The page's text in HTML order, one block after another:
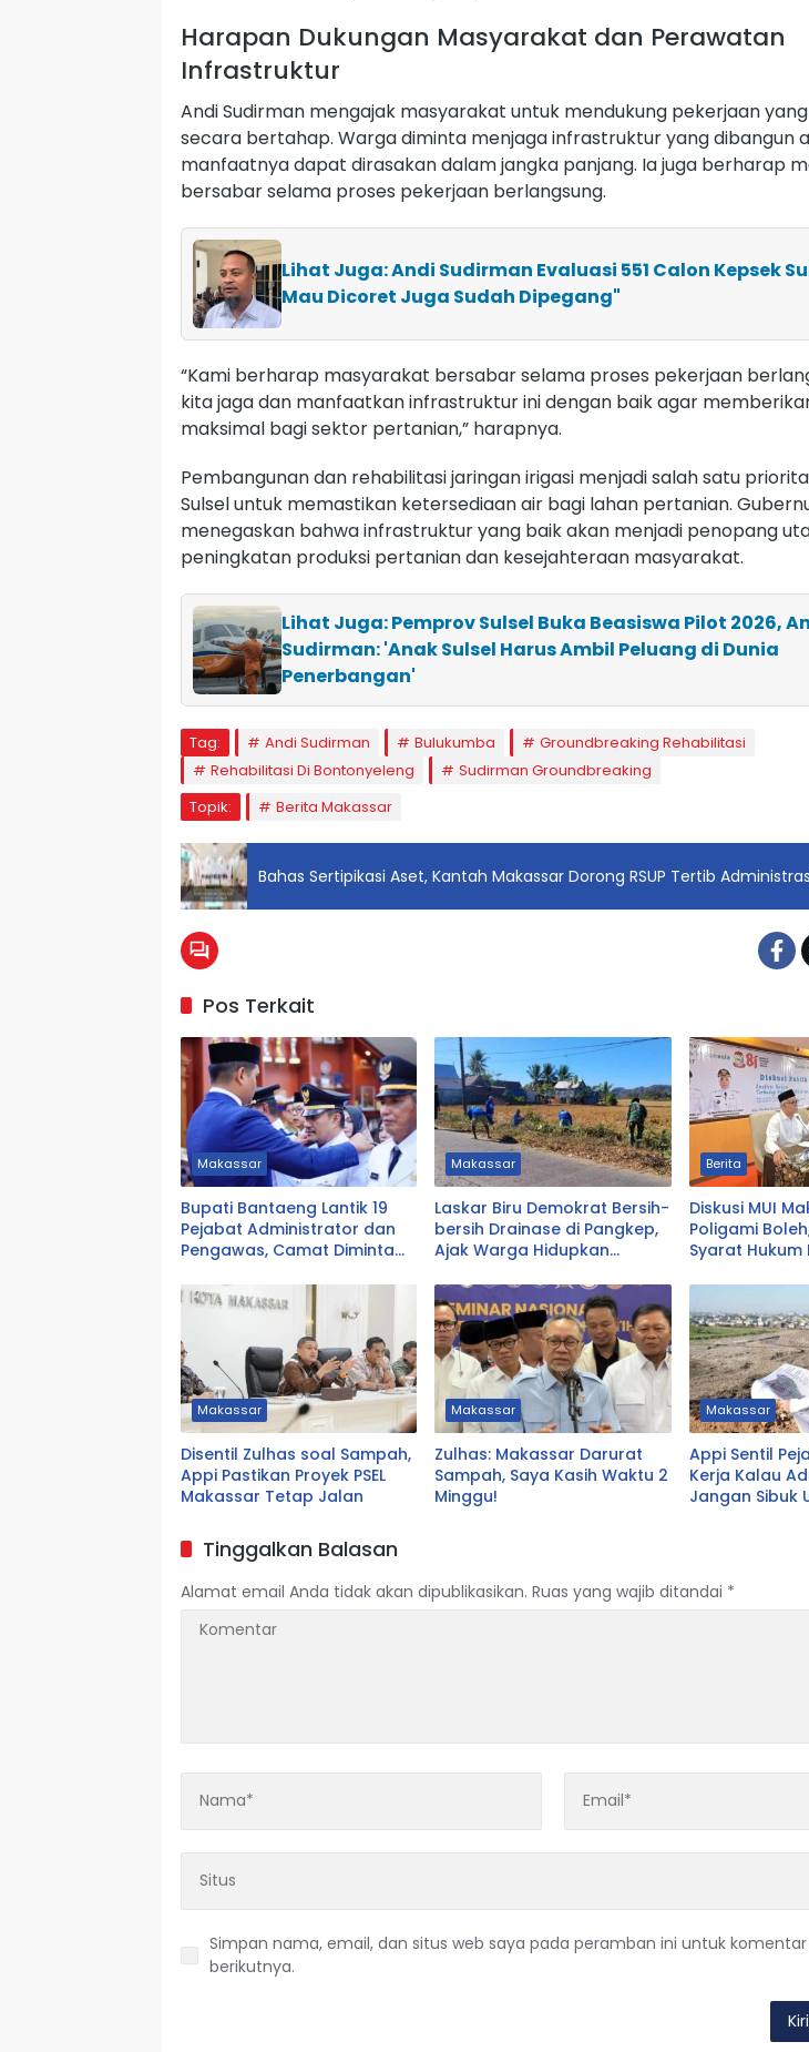
Harapan Dukungan Masyarakat dan Perawatan
Infrastruktur
Andi Sudirman mengajak masyarakat untuk mendukung pekerjaan
secara bertahap. Warga diminta menjaga infrastruktur yang dibangun
manfaatnya dapat dirasakan dalam jangka panjang. Ia juga berharap
bersabar selama proses pekerjaan berlangsung.
Lihat Juga: Andi Sudirman Evaluasi 551 Calon Kepsek
Mau Dicoret Juga Sudah Dipegang"
“Kami berharap masyarakat bersabar selama proses pekerjaan
kita jaga dan manfaatkan infrastruktur ini dengan baik agar
maksimal bagi sektor pertanian,” harapnya.
Pembangunan dan rehabilitasi jaringan irigasi menjadi salah satu
Sulsel untuk memastikan ketersediaan air bagi lahan pertanian.
menegaskan bahwa infrastruktur yang baik akan menjadi penopang
peningkatan produksi pertanian dan kesejahteraan masyarakat.
Lihat Juga: Pemprov Sulsel Buka Beasiswa Pilot 2026,
Sudirman: 'Anak Sulsel Harus Ambil Peluang di Dunia
Penerbangan'
Tag: Andi Sudirman Bulukumba
Groundbreaking Rehabilitasi
Rehabilitasi Di Bontonyeleng
Sudirman Groundbreaking
Topik:
Berita Makassar
Bahas Sertipikasi Aset, Kantah Makassar Dorong RSUP Tertib
Pos Terkait
Makassar
Bupati Bantaeng Lantik 19
Pejabat Administrator dan
Pengawas, Camat Diminta
Makassar
Laskar Biru Demokrat Bersih-
bersih Drainase di Pangkep,
Ajak Warga Hidupkan
Berita
Diskusi MUI
Poligami
Syarat Hukum
Makassar
Disentil Zulhas soal Sampah,
Appi Pastikan Proyek PSEL
Makassar Tetap Jalan
Makassar
Zulhas: Makassar Darurat
Sampah, Saya Kasih Waktu 2
Minggu!
Makassar
Appi Sentil
Kerja Kalau
Jangan Sibuk
Tinggalkan Balasan
Alamat email Anda tidak akan dipublikasikan. Ruas yang wajib ditandai *
Simpan nama, email, dan situs web saya pada peramban ini untuk
berikutnya.